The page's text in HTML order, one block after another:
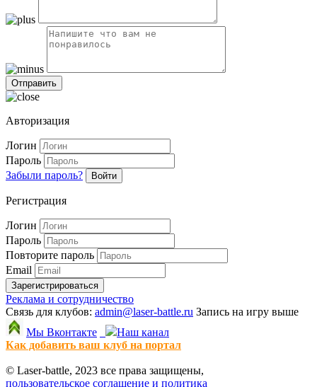
Авторизация
Логин
Пароль
Забыли пароль?
Войти
Регистрация
Логин
Пароль
Повторите пароль
Email
Зарегистрироваться
Реклама и сотрудничество
Связь для клубов: admin@laser-battle.ru Запись на игру выше
Мы Вконтакте
Наш канал
Как добавить ваш клуб на портал
© Laser-battle, 2023 все права защищены,
пользовательское соглашение и политика